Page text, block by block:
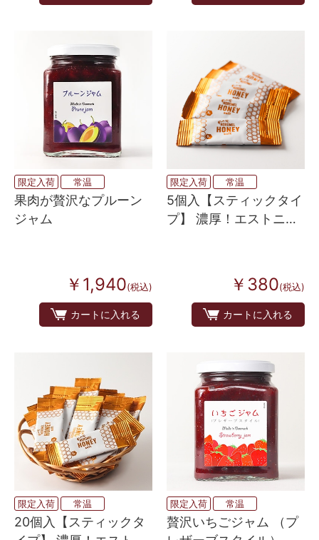
限定入荷 常温
果肉が贅沢なプルーン
ジャム
￥1,940(税込)
カートに入れる
限定入荷 常温
5個入【スティックタイ
プ】 濃厚！エストニア
￥380(税込)
カートに入れる
限定入荷 常温
20個入【スティックタ
限定入荷 常温
贅沢いちごジャム （プ